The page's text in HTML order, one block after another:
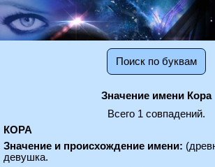
Поиск по буквам
Значение имени Кора
Всего 1 совпадений.
КОРА
Значение и происхождение имени:
девушка.